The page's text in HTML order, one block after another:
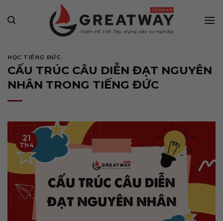
qua
HỌC TIẾNG ĐỨC
CẤU TRÚC CÂU DIỄN ĐẠT NGUYÊN
NHÂN TRONG TIẾNG ĐỨC
21
Th4